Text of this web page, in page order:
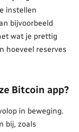
instellen
bijvoorbeeld
wat je prettig
hoeveel reserves
Bitcoin app?
in beweging.
bij, zoals